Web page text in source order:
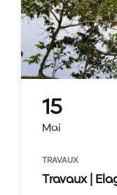
15
Mai
TRAVAUX
Travaux |